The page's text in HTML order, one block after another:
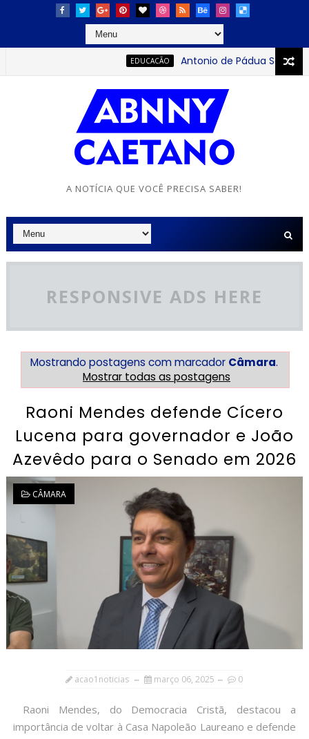
EDUCACÃO Antonio de Pádua Sobrinho:
A NOTÍCIA QUE VOCÊ PRECISA SABER!
RESPONSIVE ADS HERE
Mostrando postagens com marcador Câmara.
Mostrar todas as postagens
Raoni Mendes defende Cícero
Lucena para governador e João
Azevêdo para o Senado em 2026
CÂMARA
acao1noticias março 06, 2025 0
Raoni Mendes, do Democracia Cristã, destacou a
importância de voltar à Casa Napoleão Laureano e defende